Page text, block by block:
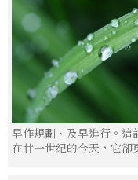
早作規劃、及早進行。這
在廿一世紀的今天，它